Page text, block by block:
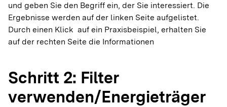
und geben Sie den Begriff ein, der Sie interessiert. Die
Ergebnisse werden auf der linken Seite aufgelistet.
Durch einen Klick auf ein Praxisbeispiel, erhalten Sie
auf der rechten Seite die Informationen
Schritt 2: Filter
verwenden/Energieträger